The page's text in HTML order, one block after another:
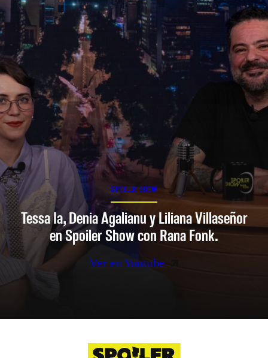
SPOILER SHOW
Tessa Ia, Denia Agalianu y Liliana Villaseñor
en Spoiler Show con Rana Fonk.
Ver en Youtube